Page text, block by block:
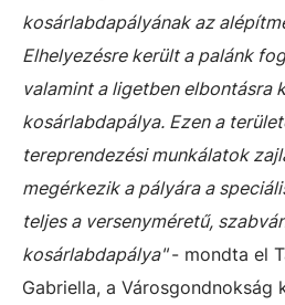
kosárlabdapályának az
Elhelyezésre került a palánk
valamint a ligetben elbontásra
kosárlabdapálya. Ezen a
tereprendezési munkálatok
megérkezik a pályára a
teljes a versenyméretű,
kosárlabdapálya"- mondta el
Gabriella, a Városgondnokság